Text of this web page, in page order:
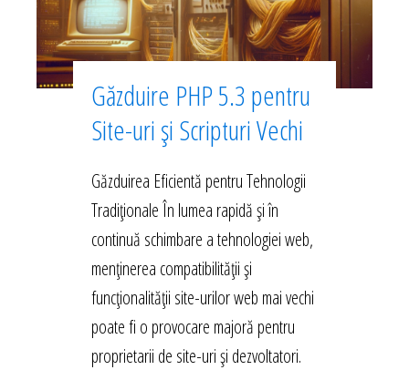
Găzduire PHP 5.3 pentru
Site-uri și Scripturi Vechi
Găzduirea Eficientă pentru Tehnologii
Tradiționale În lumea rapidă și în
continuă schimbare a tehnologiei web,
menținerea compatibilității și
funcționalității site-urilor web mai vechi
poate fi o provocare majoră pentru
proprietarii de site-uri și dezvoltatori.